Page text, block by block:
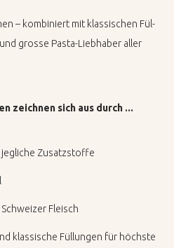
– kom­bi­niert mit klas­si­schen Fül­
gros­se Pas­ta-Lieb­ha­ber al­ler
zeich­nen sich aus durch ...
Zusatzstoffe
Fleisch
klassische Füllungen für höchste